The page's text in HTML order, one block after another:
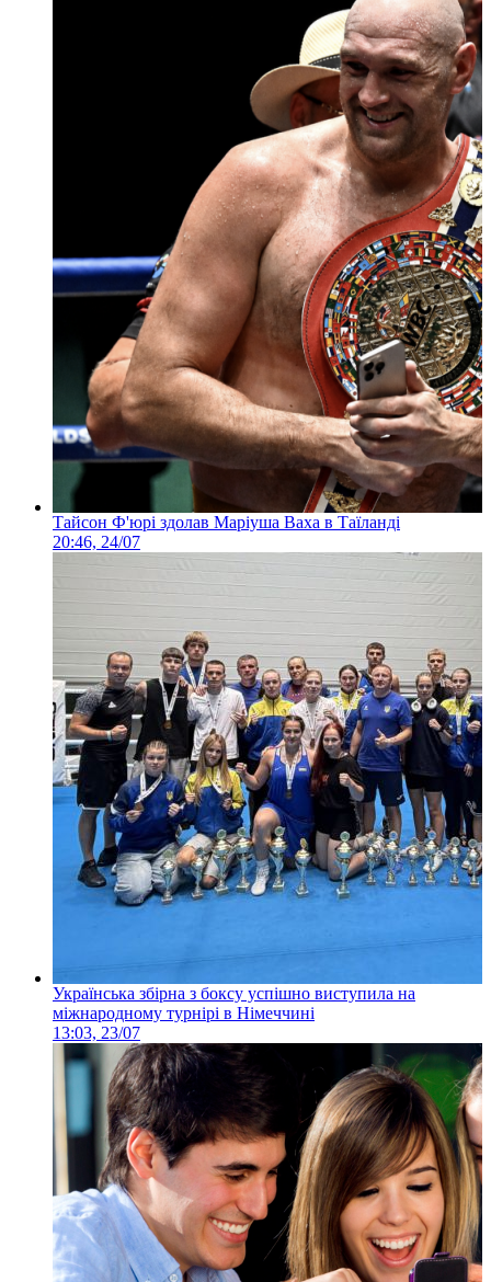
Тайсон Ф'юрі здолав Маріуша Ваха в Таїланді
20:46, 24/07
Українська збірна з боксу успішно виступила на
міжнародному турнірі в Німеччині
13:03, 23/07